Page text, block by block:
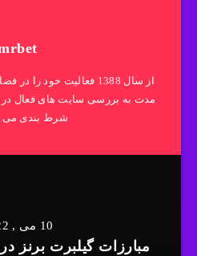
از سال 1388 فعالیت خود
مدت به بررسی سایت های فعال در
شرط بندی می
10 می , 2022
مبارزات گیلبرت برنز